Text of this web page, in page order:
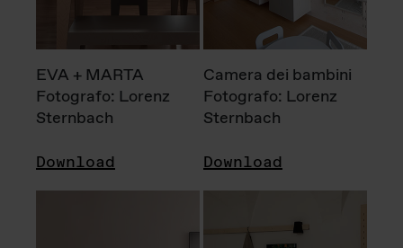
EVA + MARTA
Fotografo: Lorenz
Sternbach
Download
Camera dei bambini
Fotografo: Lorenz
Sternbach
Download